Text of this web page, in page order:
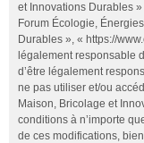
et Innovations Durables
Forum Écologie,
Durables », « https://
légalement responsable
d’être légalement
ne pas utiliser et/ou
Maison, Bricolage et
conditions à n’importe
de ces modifications,